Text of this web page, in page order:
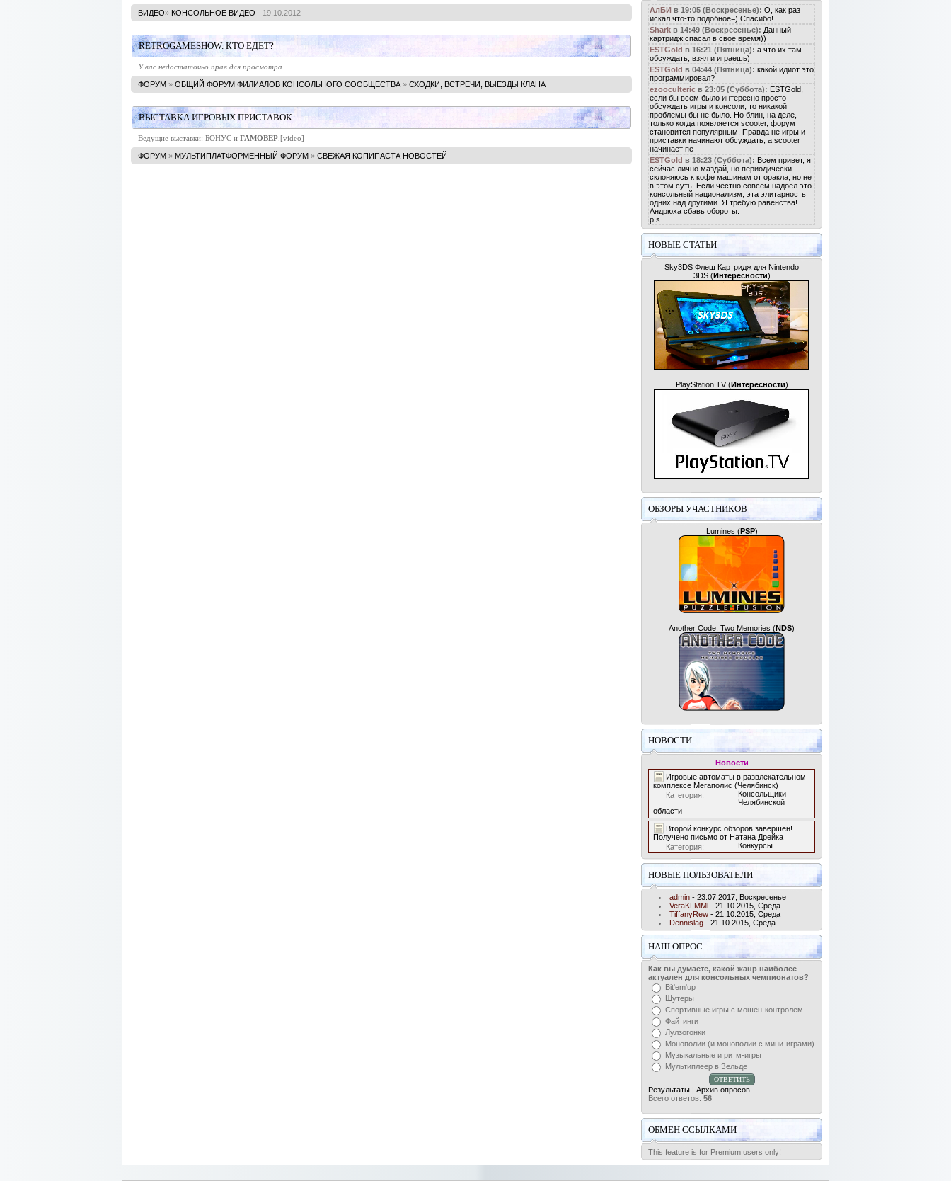
ВИДЕО» КОНСОЛЬНОЕ ВИДЕО - 19.10.2012
RETROGAMESHOW. КТО ЕДЕТ?
У вас недостаточно прав для просмотра.
ФОРУМ » ОБЩИЙ ФОРУМ ФИЛИАЛОВ КОНСОЛЬНОГО СООБЩЕСТВА » СХОДКИ, ВСТРЕЧИ, ВЫЕЗДЫ КЛАНА
ВЫСТАВКА ИГРОВЫХ ПРИСТАВОК
Ведущие выставки: БОНУС и ГАМОВЕР .[video]
ФОРУМ » МУЛЬТИПЛАТФОРМЕННЫЙ ФОРУМ » СВЕЖАЯ КОПИПАСТА НОВОСТЕЙ
АлБИ в 19:05 (Воскресенье): О, как раз
искал что-то подобное=) Спасибо!
Shark в 14:49 (Воскресенье): Данный
картридж спасал в свое время))
ESTGold в 16:21 (Пятница): а что их там
обсуждать, взял и играешь)
ESTGold в 04:44 (Пятница): какой идиот это
программировал?
ezooculteric в 23:05 (Суббота): ESTGold,
если бы всем было интересно просто
обсуждать игры и консоли, то никакой
проблемы бы не было. Но блин, на деле,
только когда появляется scooter, форум
становится популярным. Правда не игры и
приставки начинают обсуждать, а scooter
начинает пе
ESTGold в 18:23 (Суббота): Всем привет, я
сейчас лично маздай, но периодически
склоняюсь к кофе машинам от оракла, но не
в этом суть. Если честно совсем надоел это
консольный национализм, эта элитарность
одних над другими. Я требую равенства!
Андрюха сбавь обороты.
p.s.
НОВЫЕ СТАТЬИ
Sky3DS Флеш Картридж для Nintendo
3DS (Интересности)
PlayStation TV(Интересности)
ОБЗОРЫ УЧАСТНИКОВ
Lumines (PSP)
Another Code: Two Memories (NDS)
НОВОСТИ
Новости
Игровые автоматы в развлекательном
комплексе Мегаполис (Челябинск)
Категория:
Консольщики
Челябинской
области
Второй конкурс обзоров завершен!
Получено письмо от Натана Дрейка
Категория:
Конкурсы
НОВЫЕ ПОЛЬЗОВАТЕЛИ
admin - 23.07.2017, Воскресенье
VeraKLMMl - 21.10.2015, Среда
TiffanyRew - 21.10.2015, Среда
Dennislag - 21.10.2015, Среда
НАШ ОПРОС
Как вы думаете, какой жанр наиболее
актуален для консольных чемпионатов?
Bit'em'up
Шутеры
Спортивные игры с мошен-контролем
Файтинги
Лулзогонки
Монополии (и монополии с мини-играми)
Музыкальные и ритм-игры
Мультиплеер в Зельде
Результаты | Архив опросов
Всего ответов: 56
ОБМЕН ССЫЛКАМИ
This feature is for Premium users only!